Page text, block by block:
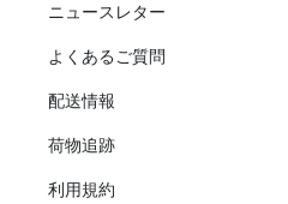
ニュースレター
よくあるご質問
配送情報
荷物追跡
利用規約